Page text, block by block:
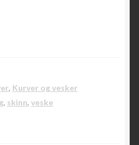
, Kurver og vesker
, skinn, veske